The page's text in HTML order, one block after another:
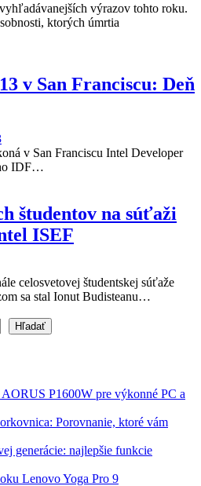
výrazov tohto roku.
ktorých úmrtia
v San Franciscu: Deň
v San Franciscu Intel Developer
IDF…
študentov na súťaži
ISEF
celosvetovej študentskej súťaže
sa stal Ionut Budisteanu…
Hľadať
P1600W pre výkonné PC a
Porovnanie, ktoré vám
generácie: najlepšie funkcie
Lenovo Yoga Pro 9